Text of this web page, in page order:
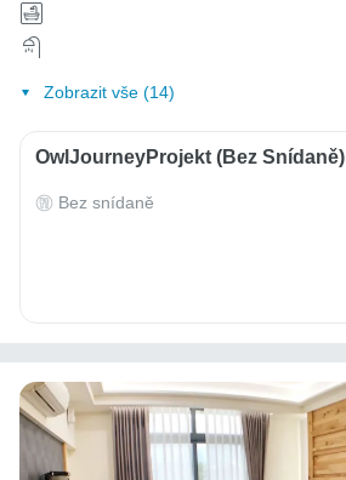
Zobrazit vše (14)
OwlJourneyProjekt (bez Snídaně)
Bez snídaně